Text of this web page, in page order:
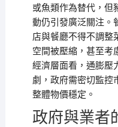
或魚類作為替代，但
動仍引發廣泛關注。
店與餐廳不得不調整
空間被壓縮，甚至考
經濟層面看，通膨壓
劇，政府需密切監控
整體物價穩定。
政府與業者